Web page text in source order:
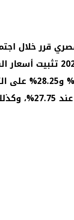
قرر خلال
أسعار
والإقراض لليلة
العملية الرئيسية